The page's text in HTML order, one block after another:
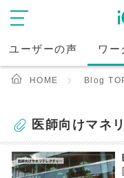
ユーザーの声 ワー
HOME Blog
医師向けマネ